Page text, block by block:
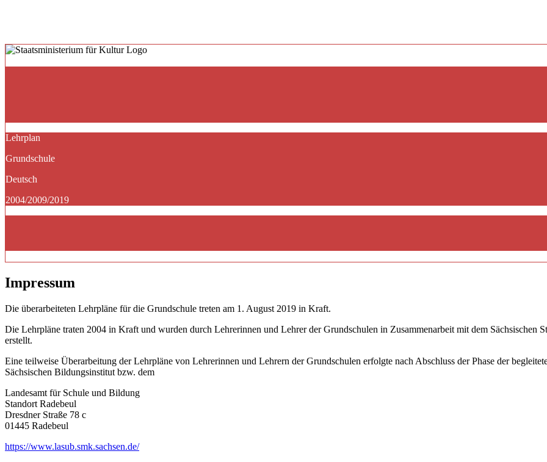
Lehrplan
Grundschule
Deutsch
2004/2009/2019
Impressum
Die überarbeiteten Lehrpläne für die Grundschule treten am 1. August 2019 in Kraft.
Die Lehrpläne traten 2004 in Kraft und wurden durch Lehrerinnen und Lehrer der Grundschulen in Zusammenarbeit mit dem
erstellt.
Eine teilweise Überarbeitung der Lehrpläne von Lehrerinnen und Lehrern der Grundschulen erfolgte nach Abschluss der Phase der
Sächsischen Bildungsinstitut bzw. dem
Landesamt für Schule und Bildung
Standort Radebeul
Dresdner Straße 78 c
01445 Radebeul
https://www.lasub.smk.sachsen.de/